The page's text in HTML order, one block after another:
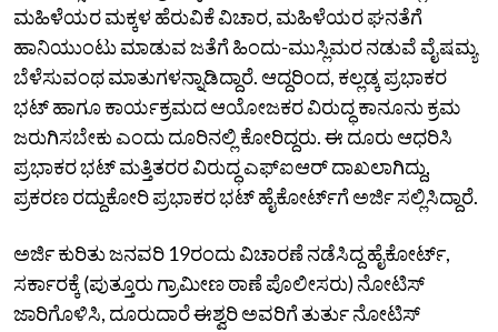
ಮಹಿಳೆಯರ ಮಕ್ಕಳ‌ ಹೆರುವಿಕೆ ವಿಚಾರ, ಮಹಿಳೆಯರ ಘನತೆಗೆ
ಹಾನಿಯುಂಟು ಮಾಡುವ ಜತೆಗೆ ಹಿಂದು-ಮುಸ್ಲಿಮರ ನಡುವೆ ವೈಷಮ್ಯ
ಬೆಳೆಸುವಂಥ ಮಾತುಗಳನ್ನಾಡಿದ್ದಾರೆ. ಆದ್ದರಿಂದ, ಕಲ್ಲಡ್ಕ ಪ್ರಭಾಕರ
ಭಟ್ ಹಾಗೂ ಕಾರ್ಯಕ್ರಮದ ಆಯೋಜಕರ ವಿರುದ್ಧ ಕಾನೂನು ಕ್ರಮ
ಜರುಗಿಸಬೇಕು ಎಂದು ದೂರಿನಲ್ಲಿ ಕೋರಿದ್ದರು. ಈ ದೂರು ಆಧರಿಸಿ
ಪ್ರಭಾಕರ ಭಟ್ ಮತ್ತಿತರರ ವಿರುದ್ಧ ಎಫ್‌ಐಆರ್ ದಾಖಲಾಗಿದ್ದು,
ಪ್ರಕರಣ ರದ್ದುಕೋರಿ ಪ್ರಭಾಕರ ಭಟ್ ಹೈಕೋರ್ಟ್‌ಗೆ ಅರ್ಜಿ ಸಲ್ಲಿಸಿದ್ದಾರೆ.
ಅರ್ಜಿ ಕುರಿತು ಜನವರಿ 19ರಂದು ವಿಚಾರಣೆ ನಡೆಸಿದ್ದ ಹೈಕೋರ್ಟ್,
ಸರ್ಕಾರಕ್ಕೆ (ಪುತ್ತೂರು ಗ್ರಾಮೀಣ ಠಾಣೆ ಪೊಲೀಸರು) ನೋಟಿಸ್
ಜಾರಿಗೊಳಿಸಿ, ದೂರುದಾರೆ ಈಶ್ವರಿ ಅವರಿಗೆ ತುರ್ತು ನೋಟಿಸ್